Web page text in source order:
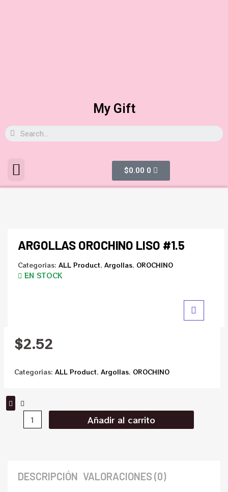
My Gift
$0.00 0
ARGOLLAS OROCHINO LISO #1.5
Categorías: ALL Product, Argollas, OROCHINO
EN STOCK
$2.52
Categorías: ALL Product, Argollas, OROCHINO
Añadir al carrito
DESCRIPCIÓN VALORACIONES (0)